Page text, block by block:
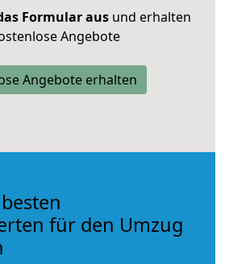
Formular ausund erhalten
Angebote
Angebote erhalten
für den Umzug